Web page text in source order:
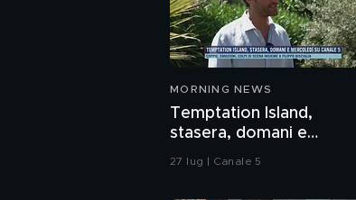
MORNING NEWS
Temptation Island,
stasera, domani e
mercoledì su Canale 5
27 lug | Canale 5